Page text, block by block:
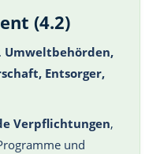
(4.2)
Umweltbehörden,
Entsorger,
Verpflichtungen,
und